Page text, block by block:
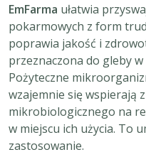
EmFarma ułatwia
pokarmowych z form
poprawia jakość i
przeznaczona do gleby w
Pożyteczne
wzajemnie się wspierają
mikrobiologicznego na
w miejscu ich użycia. To
zastosowanie.